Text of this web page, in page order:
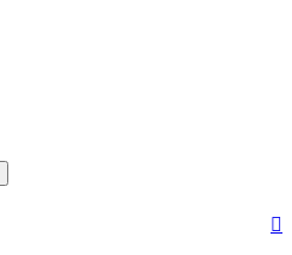
